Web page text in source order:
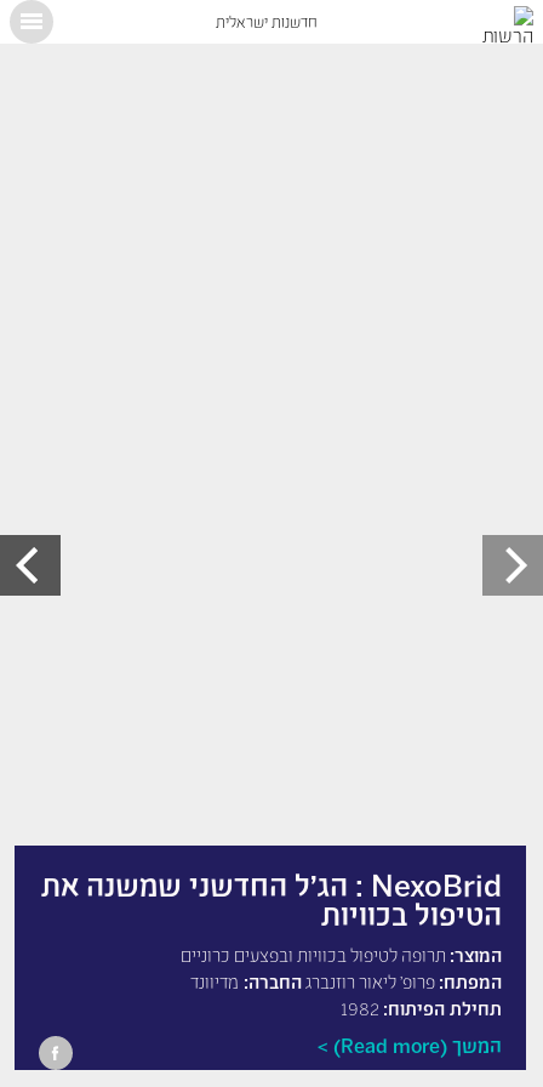
חדשנות ישראלית
NexoBrid : הג’ל החדשני שמשנה את
הטיפול בכוויות
המוצר: תרופה לטיפול בכוויות ובפצעים כרוניים
המפתח: פרופ' ליאור רוזנברגהחברה: מדיוונד
תחילת הפיתוח:
המשך (Read more)
X